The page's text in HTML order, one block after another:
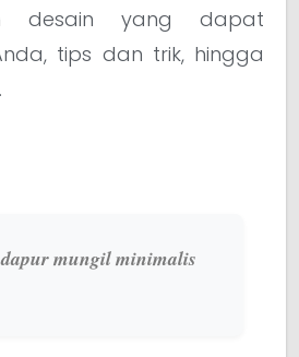
desain yang dapat
tips dan trik, hingga
dapur mungil minimalis